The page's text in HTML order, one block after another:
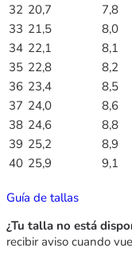
32 20,7
7,8
33 21,5
8,0
34 22,1
8,1
35 22,8
8,2
36 23,4
8,5
37 24,0
8,6
38 24,6
8,8
39 25,2
8,9
40 25,9 9,1
Guía de tallas
¿Tu talla no está
recibir aviso cuando